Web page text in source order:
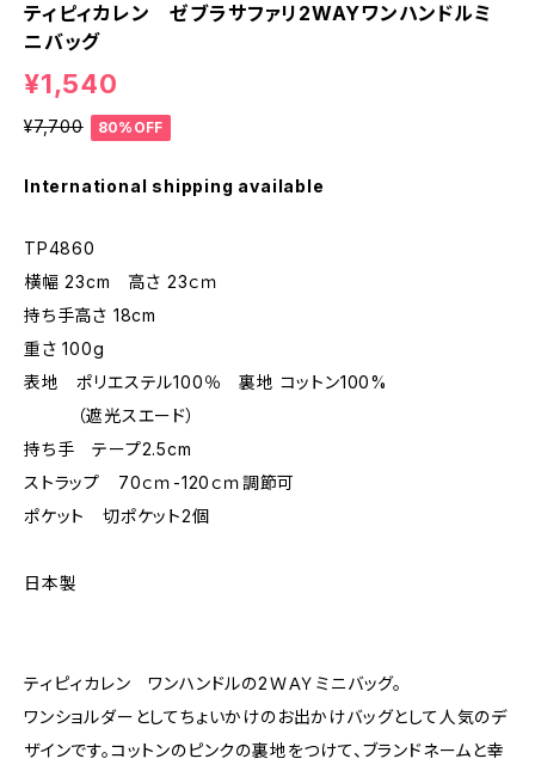
ティピィカレン ゼブラサファリ2WAYワンハンドルミ
ニバッグ
¥1,540
¥7,700 80%OFF
International shipping available
TP4860
横幅 23cm 高さ 23ｃｍ
持ち手高さ 18cm
重さ 100g
表地 ポリエステル100％ 裏地 コットン100%
（遮光スエード）
持ち手 テープ2.5cm
ストラップ 70ｃｍ-120ｃｍ調節可
ポケット 切ポケット2個
日本製
ティピィカレン ワンハンドルの2ＷＡＹミニバッグ。
ワンショルダーとしてちょいかけのお出かけバッグとして人気のデ
ザインです。コットンのピンクの裏地をつけて、ブランドネームと幸